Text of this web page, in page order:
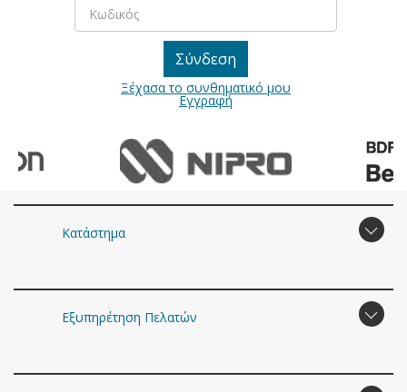
Ξέχασα το συνθηματικό μου
Εγγραφή
Κατάστημα
Εξυπηρέτηση Πελατών